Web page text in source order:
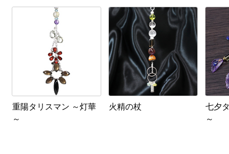
重陽タリスマン ～灯華
～
火精の杖
七夕
～